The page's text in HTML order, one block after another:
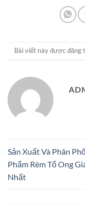
Bài viết này được đăng
Sản Xuất Và Phân
Phẩm Rèm Tổ Ong
Nhất